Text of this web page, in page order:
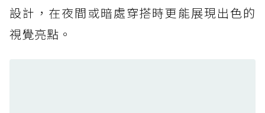
防水鞋推薦 7. Timberland Motion Access：
黃靴同級頂級防水，輕量化工裝健走鞋雨天必備
設計，在夜間或暗處穿搭時更能展現出色的
視覺亮點。